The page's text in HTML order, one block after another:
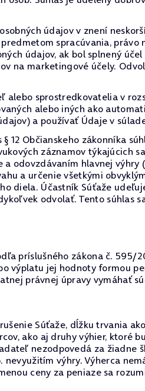
údajov v znení
spracúvania,
údajov, ak bol splnený
na marketingové účely.
alebo sprostredkovatelia v
alebo iných ako
a používať Údaje v
12 Občianskeho zákonníka
záznamov týkajúcich
odovzdávaním hlavnej
a určenie všetkými
diela. Účastník Súťaže
odvolať. Tento súhlas
príslušného zákona č. 595/
výplatu jej hodnoty formou
právnej úpravy vymáhať
Súťaže, dĺžku trvania
ako aj druhy výhier, ktoré
nezodpovedá za žiadne
výhry. Výherca
ceny za peniaze sa